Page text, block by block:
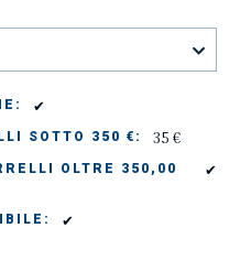
✔
SOTTO 350 €: 35 €
OLTRE 350,00
✔
✔